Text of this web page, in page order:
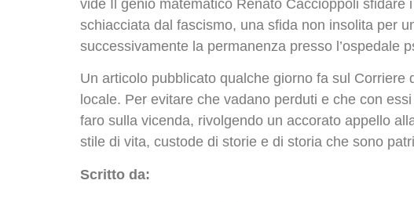
vide Il genio matematico Renato Caccioppoli
schiacciata dal fascismo, una sfida non insolita per
successivamente la permanenza presso l’ospedale
Un articolo pubblicato qualche giorno fa sul
locale. Per evitare che vadano perduti e che con
faro sulla vicenda, rivolgendo un accorato appello
stile di vita, custode di storie e di storia che sono
Scritto da: